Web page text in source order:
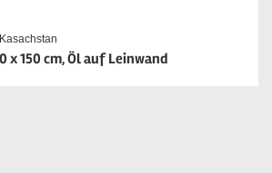
x 150 cm, Öl auf Leinwand